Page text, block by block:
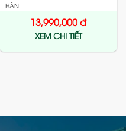
HÀN
13,990,000đ
XEM CHI TIẾT